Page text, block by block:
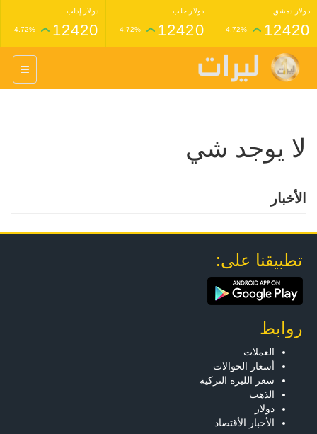
دولار دمشق
12420
4.72%
دولار حلب
12420
4.72%
دولار إدلب
12420
4.72%
غرام عيار 24 ذهب
1,398,000
4.33%
1,227,000
لا يوجد شي
الأخبار
تطبيقنا على:
روابط
العملات
أسعار الحوالات
سعر الليرة التركية
الذهب
دولار
الأخبار الأقتصاد